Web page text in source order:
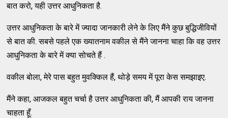
बात करो, यही उत्तर आधुनिकता है.
उत्तर आधुनिकता के बारे में ज्यादा जानकारी लेने के लिए मैंने कुछ बुद्धिजीवियों
से बात की. सबसे पहले एक ख्यातनाम वकील से मैंने जानना चाहा कि वह उत्तर
आधुनिकता के बारे में क्या सोचते हैं .
वकील बोला, मेरे पास बहुत मुवक्किल हैं, थोड़े समय में पूरा केस समझाइए.
मैंने कहा, आजकल बहुत चर्चा है उत्तर आधुनिकता की, मैं आपकी राय जानना
चाहता हूँ.